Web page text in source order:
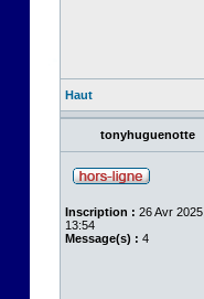
Haut
tonyhuguenotte
Inscription : 26 Avr 2025,
13:54
Message(s) : 4